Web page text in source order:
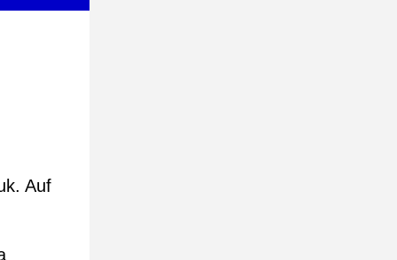
Auf